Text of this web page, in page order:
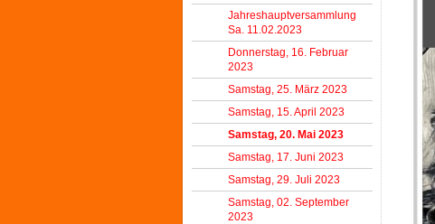
Jahreshauptversammlung
Sa. 11.02.2023
Donnerstag, 16. Februar
2023
Samstag, 25. März 2023
Samstag, 15. April 2023
Samstag, 20. Mai 2023
Samstag, 17. Juni 2023
Samstag, 29. Juli 2023
Samstag, 02. September
2023